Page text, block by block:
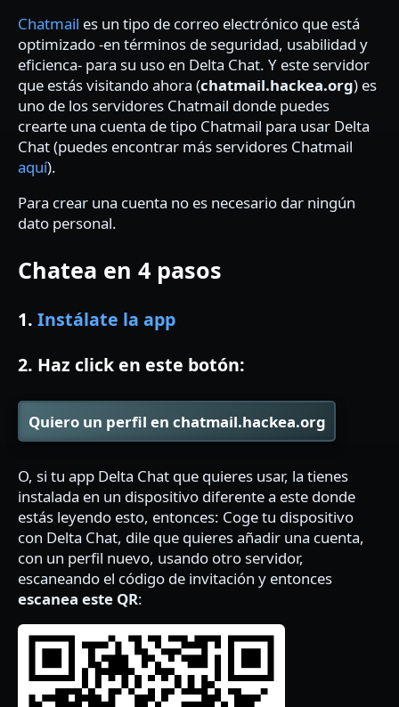
Chatmail es un tipo de correo electrónico que está
optimizado -en términos de seguridad, usabilidad y
eficienca- para su uso en Delta Chat. Y este servidor
que estás visitando ahora (chatmail.hackea.org) es
uno de los servidores Chatmail donde puedes
crearte una cuenta de tipo Chatmail para usar Delta
Chat (puedes encontrar más servidores Chatmail
aquí).
Para crear una cuenta no es necesario dar ningún
dato personal.
Chatea en 4 pasos
1. Instálate la app
2. Haz click en este botón:
Quiero un perfil en chatmail.hackea.org
O, si tu app Delta Chat que quieres usar, la tienes
instalada en un dispositivo diferente a este donde
estás leyendo esto, entonces: Coge tu dispositivo
con Delta Chat, dile que quieres añadir una cuenta,
con un perfil nuevo, usando otro servidor,
escaneando el código de invitación y entonces
escanea este QR: